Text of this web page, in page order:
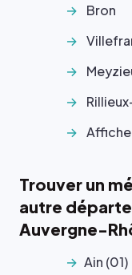
Bron
Trouver un
autre
Auvergne-
Ain (01)